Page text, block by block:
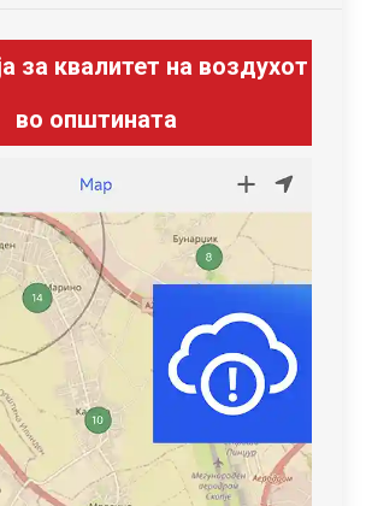
за квалитет на воздухот
во општината